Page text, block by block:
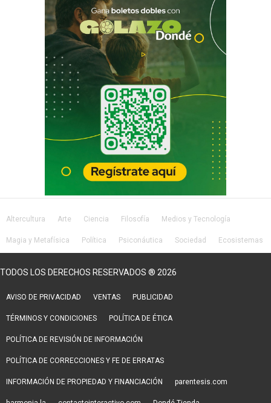
Altercultura Arte Ciencia Filosofía Medios y Tecnología
Magia y Metafísica Política Psiconáutica Sociedad Ecosistemas
TODOS LOS DERECHOS RESERVADOS ® 2026
AVISO DE PRIVACIDAD VENTAS PUBLICIDAD
TÉRMINOS Y CONDICIONES POLÍTICA DE ÉTICA
POLÍTICA DE REVISIÓN DE INFORMACIÓN
POLÍTICA DE CORRECCIONES Y FE DE ERRATAS
INFORMACIÓN DE PROPIEDAD Y FINANCIACIÓN parentesis.com